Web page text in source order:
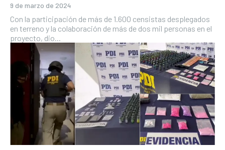
9 de marzo de 2024
Con la participación de más de 1.600 censistas desplegados
en terreno y la colaboración de más de dos mil personas en el
proyecto, dio...